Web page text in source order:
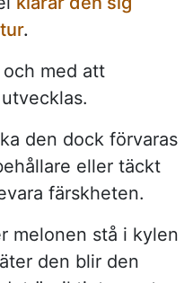
.
med att
den dock förvaras
eller täckt
färskheten.
melonen stå i kylen
den blir den